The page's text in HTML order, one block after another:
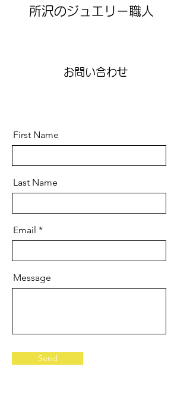
​所沢のジュエリー職人
​お問い合わせ
First Name
Last Name
Email
Message
Send